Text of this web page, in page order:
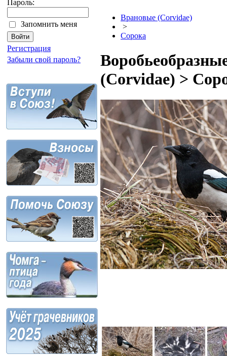
Пароль:
Запомнить меня
Регистрация
Забыли свой пароль?
Врановые (Corvidae)
>
Сорока
(Corvidae) >